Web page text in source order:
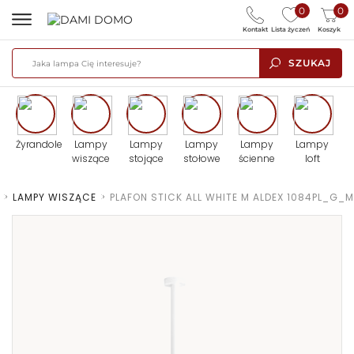
SZUKAJ
0
Lista życzeń
0
Koszyk
Kontakt
Żyrandole
Lampy
wiszące
Lampy
stojące
Lampy
stołowe
Lampy
ścienne
Lampy
loft
> LAMPY WISZĄCE > PLAFON STICK ALL WHITE M ALDEX 1084PL_G_M